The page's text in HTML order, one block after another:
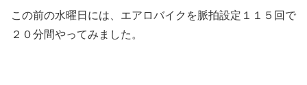
この前の水曜日には、エアロバイクを脈拍設定１１５回で
２０分間やってみました。